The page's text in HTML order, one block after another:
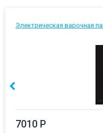
Электрическая варочная
7010 Р